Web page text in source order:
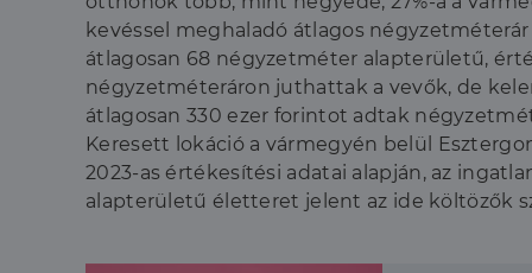
kevéssel meghaladó átlagos
átlagosan 68 négyzetméter alapterületű,
négyzetméteráron juthattak a vevők, de
átlagosan 330 ezer forintot adtak
Keresett lokáció a vármegyén belül
2023-as értékesítési adatai alapján, az
alapterületű életteret jelent az ide költözők
_ga_F4MKCEZ8P5
Név
Domain
Név
Domain
_lang dh.hu